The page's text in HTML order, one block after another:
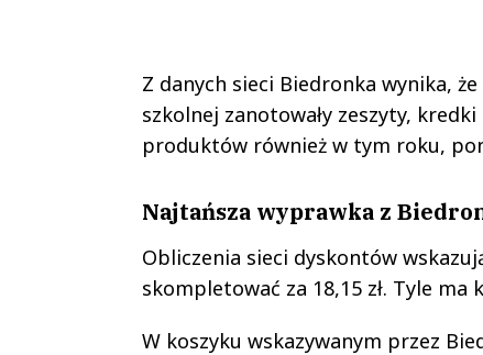
Z danych sieci Biedronka wynika,
szkolnej zanotowały zeszyty,
produktów również w tym roku,
Najtańsza wyprawka z
Obliczenia sieci dyskontów
skompletować za 18,15 zł. Tyle
W koszyku wskazywanym przez